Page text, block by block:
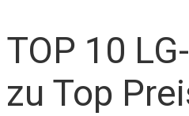
TOP 10
zu Top